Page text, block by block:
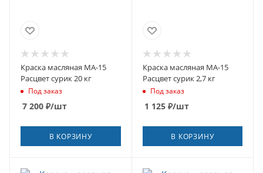
Краска масляная МА-15
Расцвет сурик 20 кг
Под заказ
7 200 ₽/шт
В КОРЗИНУ
Краска масляная МА-15
Расцвет сурик 2,7 кг
Под заказ
1 125₽/шт
В КОРЗИНУ